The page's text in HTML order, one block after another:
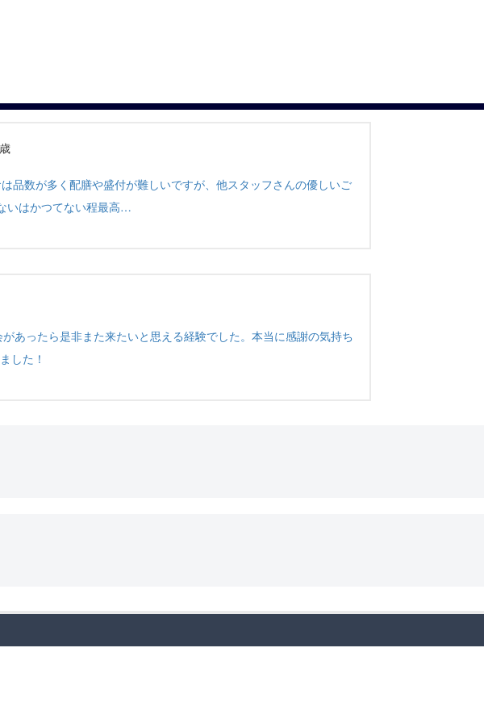
品数が多く配膳や盛付が難しいですが、他スタッフさんの優しいご
いはかつてない程最高…
あったら是非また来たいと思える経験でした。本当に感謝の気持ち
した！